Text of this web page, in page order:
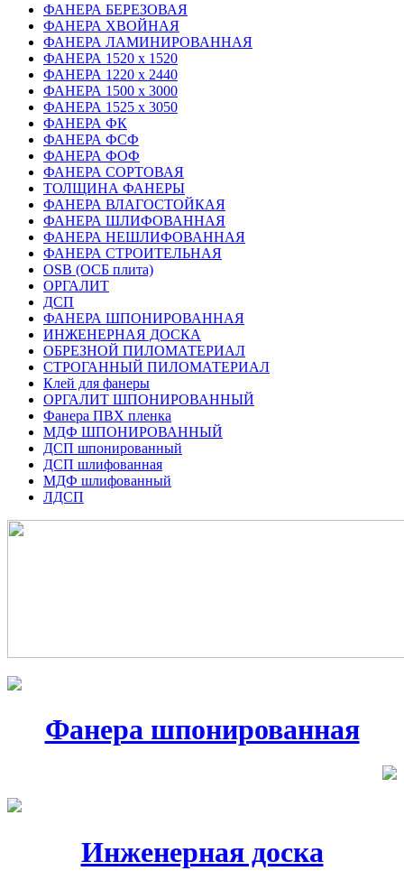
ФАНЕРА БЕРЕЗОВАЯ
ФАНЕРА ХВОЙНАЯ
ФАНЕРА ЛАМИНИРОВАННАЯ
ФАНЕРА 1520 х 1520
ФАНЕРА 1220 х 2440
ФАНЕРА 1500 х 3000
ФАНЕРА 1525 х 3050
ФАНЕРА ФК
ФАНЕРА ФСФ
ФАНЕРА ФОФ
ФАНЕРА СОРТОВАЯ
ТОЛЩИНА ФАНЕРЫ
ФАНЕРА ВЛАГОСТОЙКАЯ
ФАНЕРА ШЛИФОВАННАЯ
ФАНЕРА НЕШЛИФОВАННАЯ
ФАНЕРА СТРОИТЕЛЬНАЯ
OSB (ОСБ плита)
ОРГАЛИТ
ДСП
ФАНЕРА ШПОНИРОВАННАЯ
ИНЖЕНЕРНАЯ ДОСКА
ОБРЕЗНОЙ ПИЛОМАТЕРИАЛ
СТРОГАННЫЙ ПИЛОМАТЕРИАЛ
Клей для фанеры
ОРГАЛИТ ШПОНИРОВАННЫЙ
Фанера ПВХ пленка
МДФ ШПОНИРОВАННЫЙ
ДСП шпонированный
ДСП шлифованная
МДФ шлифованный
ЛДСП
Фанера шпонированная
Инженерная доска